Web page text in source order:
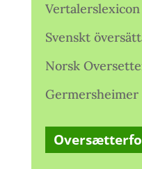
Vertalerslexicon
Svenskt
Norsk